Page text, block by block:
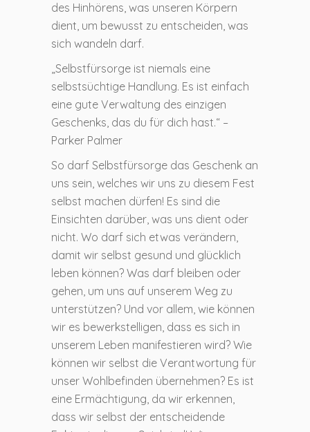
des Hinhörens, was unseren Körpern
dient, um bewusst zu entscheiden, was
sich wandeln darf.
„Selbstfürsorge ist niemals eine
selbstsüchtige Handlung. Es ist einfach
eine gute Verwaltung des einzigen
Geschenks, das du für dich hast.“ –
Parker Palmer
So darf Selbstfürsorge das Geschenk an
uns sein, welches wir uns zu diesem Fest
selbst machen dürfen! Es sind die
Einsichten darüber, was uns dient oder
nicht. Wo darf sich etwas verändern,
damit wir selbst gesund und glücklich
leben können? Was darf bleiben oder
gehen, um uns auf unserem Weg zu
unterstützen? Und vor allem, wie können
wir es bewerkstelligen, dass es sich in
unserem Leben manifestieren wird? Wie
können wir selbst die Verantwortung für
unser Wohlbefinden übernehmen? Es ist
eine Ermächtigung, da wir erkennen,
dass wir selbst der entscheidende